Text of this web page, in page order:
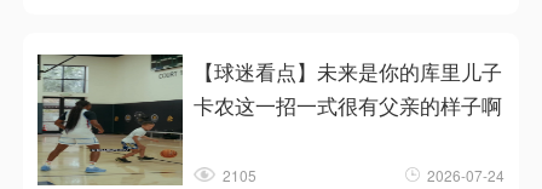
【球迷看点】未来是你的库里儿子
卡农这一招一式很有父亲的样子啊
2105 2026-07-24